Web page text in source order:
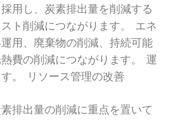
用し、炭素排出量を削減する
ト削減につながります。 エネ
用、廃棄物の削減、持続可能
費の削減につながります。 運
。 リソース管理の改善
排出量の削減に重点を置いて